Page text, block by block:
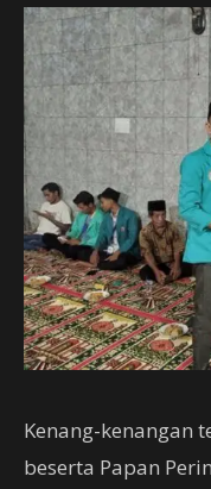
Kenang-kenangan
beserta Papan